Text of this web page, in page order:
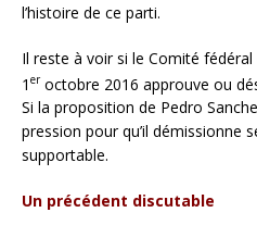
l’histoire de ce parti.
Il reste à voir si le Comité
1 eroctobre 2016 approuve ou
Si la proposition de Pedro
pression pour qu’il démissionne
supportable.
Un précédent discutable